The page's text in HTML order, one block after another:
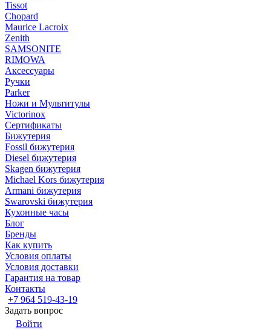
Tissot
Chopard
Maurice Lacroix
Zenith
SAMSONITE
RIMOWA
Аксессуары
Ручки
Parker
Ножи и Мультитулы
Victorinox
Сертификаты
Бижутерия
Fossil бижутерия
Diesel бижутерия
Skagen бижутерия
Michael Kors бижутерия
Armani бижутерия
Swarovski бижутерия
Кухонные часы
Блог
Бренды
Как купить
Условия оплаты
Условия доставки
Гарантия на товар
Контакты
+7 964 519-43-19
Задать вопрос
Войти